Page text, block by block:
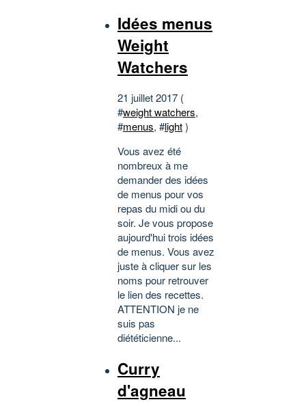
Idées menus
Weight
Watchers
21 juillet 2017 (
#weight watchers,
#menus, #light)
Vous avez été
nombreux à me
demander des idées
de menus pour vos
repas du midi ou du
soir. Je vous propose
aujourd'hui trois idées
de menus. Vous avez
juste à cliquer sur les
noms pour retrouver
le lien des recettes.
ATTENTION je ne
suis pas
diététicienne...
Curry
d'agneau